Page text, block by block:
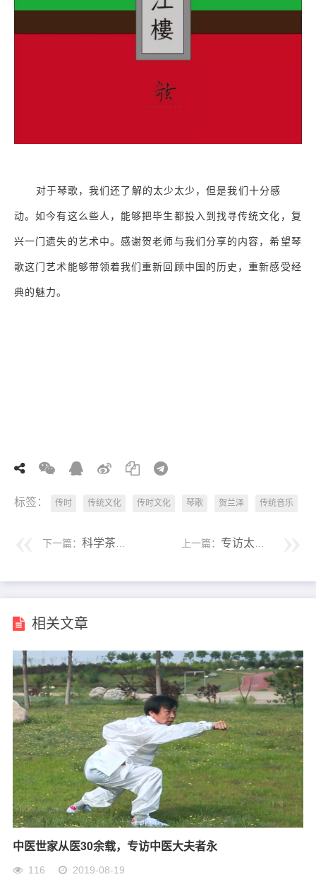
对于琴歌，我们还了解的太少太少，但是我们十分感
动。如今有这么些人，能够把毕生都投入到找寻传统文化，复
兴一门遗失的艺术中。感谢贺老师与我们分享的内容，希望琴
歌这门艺术能够带领着我们重新回顾中国的历史，重新感受经
典的魅力。
标签： 传时 传统文化 传时文化 琴歌 贺兰泽 传统音乐
下一篇： 科学茶人王方辰，从科学的角度认识茶！ 上一篇： 专访太月香学创始人，香文化的传播者罗子杰！
相关文章
中医世家从医30余载，专访中医大夫者永
116 2019-08-19